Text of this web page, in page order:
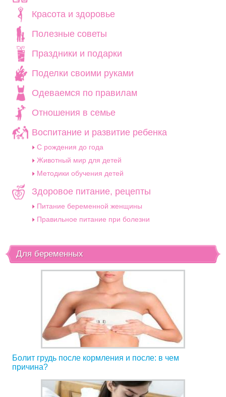
Красота и здоровье
Полезные советы
Праздники и подарки
Поделки своими руками
Одеваемся по правилам
Отношения в семье
Воспитание и развитие ребенка
C рождения до года
Животный мир для детей
Методики обучения детей
Здоровое питание, рецепты
Питание беременной женщины
Правильное питание при болезни
Для беременных
Болит грудь после кормления и после: в чем
причина?